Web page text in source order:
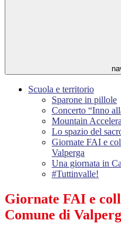
Scuola e territorio
Sparone in pillole
Concerto “Inno
Mountain
Lo spazio del
Giornate FAI e
Valperga
Una giornata in
#Tuttinvalle!
Giornate FAI e
Comune di